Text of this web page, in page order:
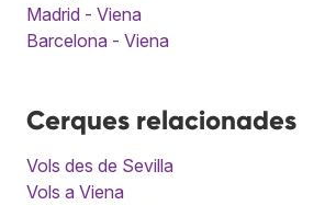
Madrid - Viena
Barcelona - Viena
Cerques relacionades
Vols des de Sevilla
Vols a Viena